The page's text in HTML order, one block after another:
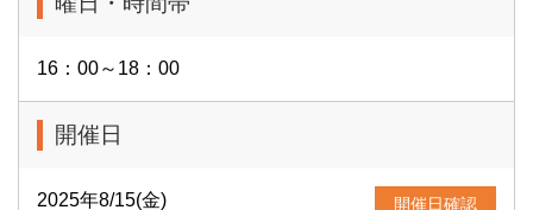
16：00～18：00
開催日
2025年8/15(金) 開催日確認